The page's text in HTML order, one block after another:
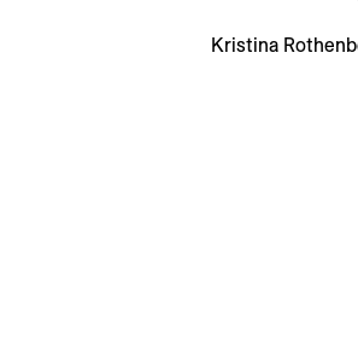
Kristina